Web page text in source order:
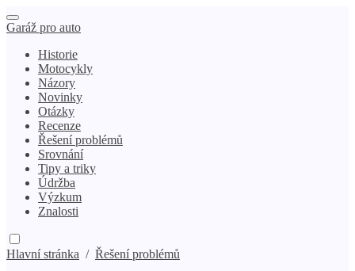
Garáž pro auto
Historie
Motocykly
Názory
Novinky
Otázky
Recenze
Řešení problémů
Srovnání
Tipy a triky
Údržba
Výzkum
Znalosti
Hlavní stránka / Řešení problémů